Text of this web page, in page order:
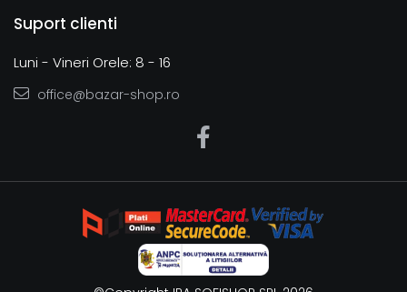
Suport clienti
Luni - Vineri Orele: 8 - 16
office@bazar-shop.ro